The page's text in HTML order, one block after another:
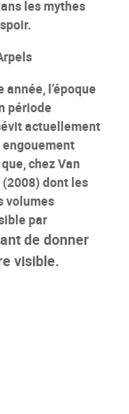
les mythes
l’époque
période
actuellement
engouement
chez Van
(2008) dont les
volumes
par
de donner
visible.